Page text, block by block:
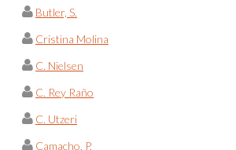
Butler, S.
Cristina Molina
C. Nielsen
C. Rey Raño
C. Utzeri
Camacho, P.